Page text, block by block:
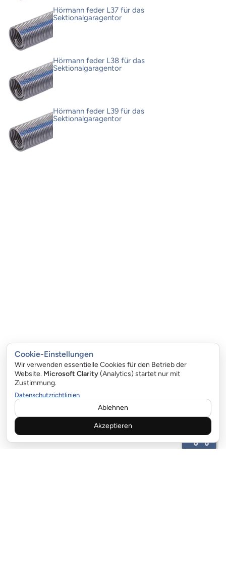
Hörmann feder L37 für das
Sektionalgaragentor
Hörmann feder L38 für das
Sektionalgaragentor
Hörmann feder L39 für das
Sektionalgaragentor
Cookie-Einstellungen
Wir verwenden essentielle Cookies für den Betrieb der
Website. Microsoft Clarity(Analytics) startet nur mit
Zustimmung.
Datenschutzrichtlinien
Ablehnen
Akzeptieren